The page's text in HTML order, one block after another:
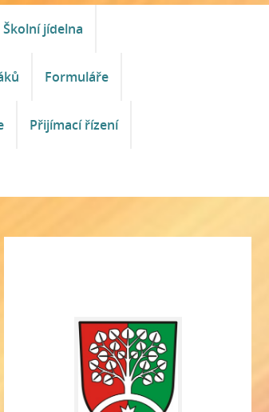
Školní jídelna
Formuláře
Přijímací řízení